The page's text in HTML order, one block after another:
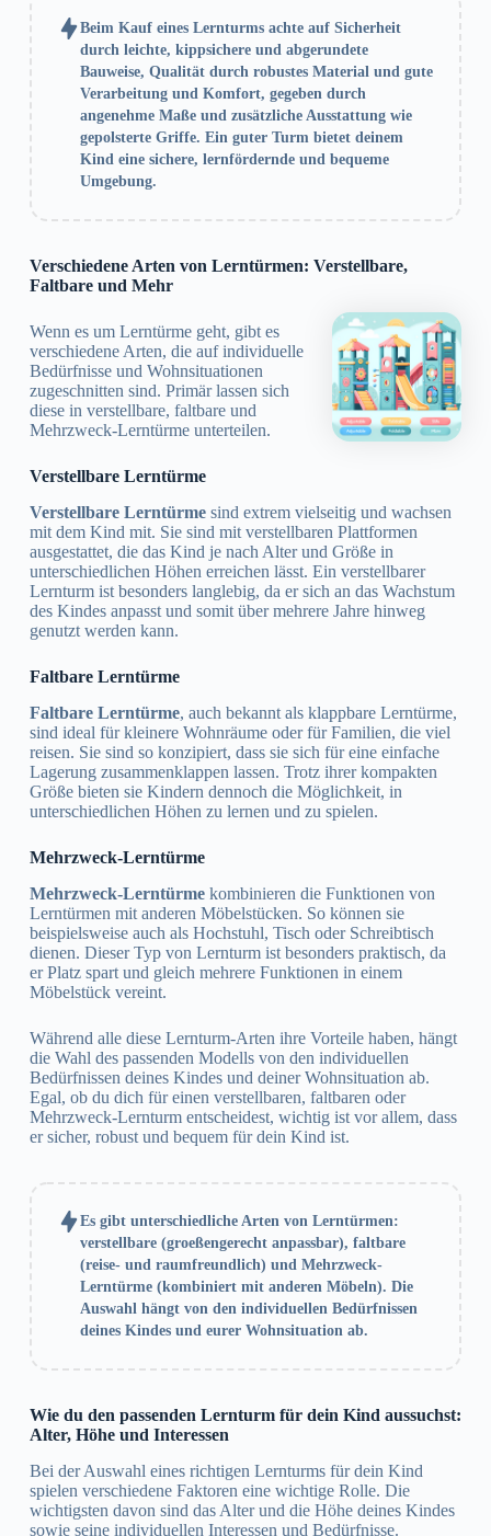
Beim Kauf eines Lernturms achte auf Sicherheit
durch leichte, kippsichere und abgerundete
Bauweise, Qualität durch robustes Material und gute
Verarbeitung und Komfort, gegeben durch
angenehme Maße und zusätzliche Ausstattung wie
gepolsterte Griffe. Ein guter Turm bietet deinem
Kind eine sichere, lernfördernde und bequeme
Umgebung.
Verschiedene Arten von Lerntürmen: Verstellbare,
Faltbare und Mehr
Wenn es um Lerntürme geht, gibt es
verschiedene Arten, die auf individuelle
Bedürfnisse und Wohnsituationen
zugeschnitten sind. Primär lassen sich
diese in verstellbare, faltbare und
Mehrzweck-Lerntürme unterteilen.
Verstellbare Lerntürme
Verstellbare Lerntürmesind extrem vielseitig und wachsen
mit dem Kind mit. Sie sind mit verstellbaren Plattformen
ausgestattet, die das Kind je nach Alter und Größe in
unterschiedlichen Höhen erreichen lässt. Ein verstellbarer
Lernturm ist besonders langlebig, da er sich an das Wachstum
des Kindes anpasst und somit über mehrere Jahre hinweg
genutzt werden kann.
Faltbare Lerntürme
Faltbare Lerntürme, auch bekannt als klappbare Lerntürme,
sind ideal für kleinere Wohnräume oder für Familien, die viel
reisen. Sie sind so konzipiert, dass sie sich für eine einfache
Lagerung zusammenklappen lassen. Trotz ihrer kompakten
Größe bieten sie Kindern dennoch die Möglichkeit, in
unterschiedlichen Höhen zu lernen und zu spielen.
Mehrzweck-Lerntürme
Mehrzweck-Lerntürmekombinieren die Funktionen von
Lerntürmen mit anderen Möbelstücken. So können sie
beispielsweise auch als Hochstuhl, Tisch oder Schreibtisch
dienen. Dieser Typ von Lernturm ist besonders praktisch, da
er Platz spart und gleich mehrere Funktionen in einem
Möbelstück vereint.
Während alle diese Lernturm-Arten ihre Vorteile haben, hängt
die Wahl des passenden Modells von den individuellen
Bedürfnissen deines Kindes und deiner Wohnsituation ab.
Egal, ob du dich für einen verstellbaren, faltbaren oder
Mehrzweck-Lernturm entscheidest, wichtig ist vor allem, dass
er sicher, robust und bequem für dein Kind ist.
Es gibt unterschiedliche Arten von Lerntürmen:
verstellbare (groeßengerecht anpassbar), faltbare
(reise- und raumfreundlich) und Mehrzweck-
Lerntürme (kombiniert mit anderen Möbeln). Die
Auswahl hängt von den individuellen Bedürfnissen
deines Kindes und eurer Wohnsituation ab.
Wie du den passenden Lernturm für dein Kind aussuchst:
Alter, Höhe und Interessen
Bei der Auswahl eines richtigen Lernturms für dein Kind
spielen verschiedene Faktoren eine wichtige Rolle. Die
wichtigsten davon sind das Alter und die Höhe deines Kindes
sowie seine individuellen Interessen und Bedürfnisse.